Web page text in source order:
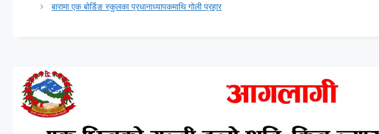
बारामा एक बोर्डिङ स्कुलका प्रधानाध्यापकमाथि गोली प्रहार